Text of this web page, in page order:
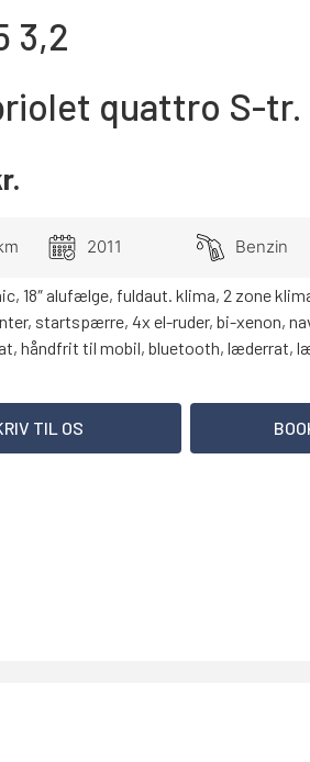
3,2
quattro S-tr.
2011 Benzin
18″ alufælge, fuldaut. klima, 2 zone
startspærre, 4x el-ruder, bi-xenon,
håndfrit til mobil, bluetooth, læderrat,
TIL OS